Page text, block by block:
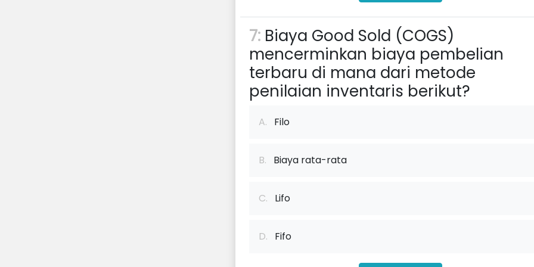
7: Biaya Good Sold (COGS)
mencerminkan biaya pembelian
terbaru di mana dari metode
penilaian inventaris berikut?
A. Filo
B. Biaya rata-rata
C. Lifo
D. Fifo